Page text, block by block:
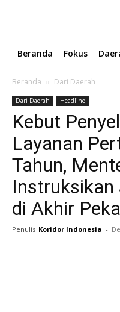
Beranda Fokus
Beranda Dari Daerah
Dari Daerah Headline
Kebut
Layanan
Tahun,
di Akhir
Penulis Koridor Indonesia -